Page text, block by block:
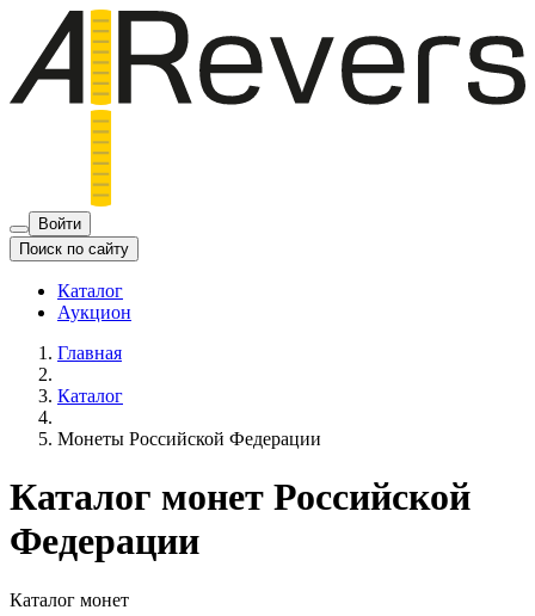
Войти
Поиск по сайту
Каталог
Аукцион
Главная
Каталог
Монеты Российской Федерации
Каталог монет Российской
Федерации
Каталог монет